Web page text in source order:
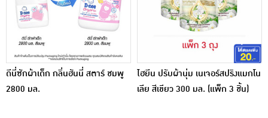
ดีนี่ซักผ้าเด็ก กลิ่นฮันนี่ สตาร์ ชมพู
2800 มล.
ไฮยีน ปรับผ้านุ่ม เนเจอร์สปริงแมกโน
เลีย สีเขียว 300 มล. (แพ็ก 3 ชิ้น)